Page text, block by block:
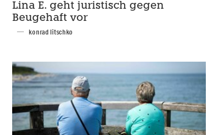
Lina E. geht juristisch gegen
Beugehaft vor
konrad litschko